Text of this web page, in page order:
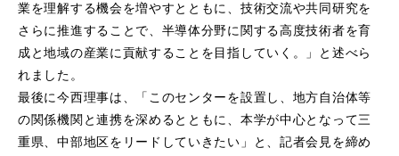
業を理解する機会を増やすとともに、技術交流や共同研究を
さらに推進することで、半導体分野に関する高度技術者を育
成と地域の産業に貢献することを目指していく。」と述べら
れました。
最後に今西理事は、「このセンターを設置し、地方自治体等
の関係機関と連携を深めるとともに、本学が中心となって三
重県、中部地区をリードしていきたい」と、記者会見を締め